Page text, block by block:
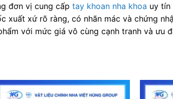
đơn vị cung cấp tay khoan nha khoa uy tín
xuất xứ rõ ràng, có nhãn mác và chứng
với mức giá vô cùng cạnh tranh và